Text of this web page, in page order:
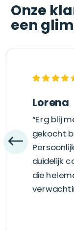
Onze
een
Lorena
“Erg blij
gekocht
duidelijk
die